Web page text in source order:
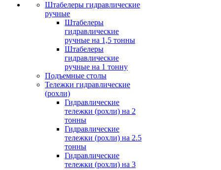
Штабелеры гидравлические
ручные
Штабелеры
гидравлические
ручные на 1,5 тонны
Штабелеры
гидравлические
ручные на 1 тонну
Подъемные столы
Тележки гидравлические
(рохли)
Гидравлические
тележки (рохли) на 2
тонны
Гидравлические
тележки (рохли) на 2.5
тонны
Гидравлические
тележки (рохли) на 3